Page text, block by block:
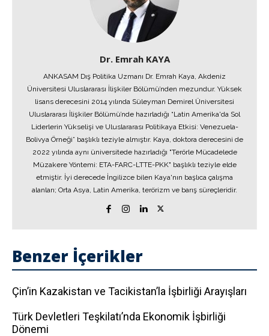
Dr. Emrah KAYA
ANKASAM Dış Politika Uzmanı Dr. Emrah Kaya, Akdeniz
Üniversitesi Uluslararası İlişkiler Bölümü’nden mezundur. Yüksek
lisans derecesini 2014 yılında Süleyman Demirel Üniversitesi
Uluslararası İlişkiler Bölümü’nde hazırladığı “Latin Amerika'da Sol
Liderlerin Yükselişi ve Uluslararası Politikaya Etkisi: Venezuela-
Bolivya Örneği” başlıklı teziyle almıştır. Kaya, doktora derecesini de
2022 yılında aynı üniversitede hazırladığı "Terörle Mücadelede
Müzakere Yöntemi: ETA-FARC-LTTE-PKK" başlıklı teziyle elde
etmiştir. İyi derecede İngilizce bilen Kaya'nın başlıca çalışma
alanları; Orta Asya, Latin Amerika, terörizm ve barış süreçleridir.
Benzer İçerikler
Çin’in Kazakistan ve Tacikistan’la İşbirliği Arayışları
Türk Devletleri Teşkilatı’nda Ekonomik İşbirliği
Dönemi